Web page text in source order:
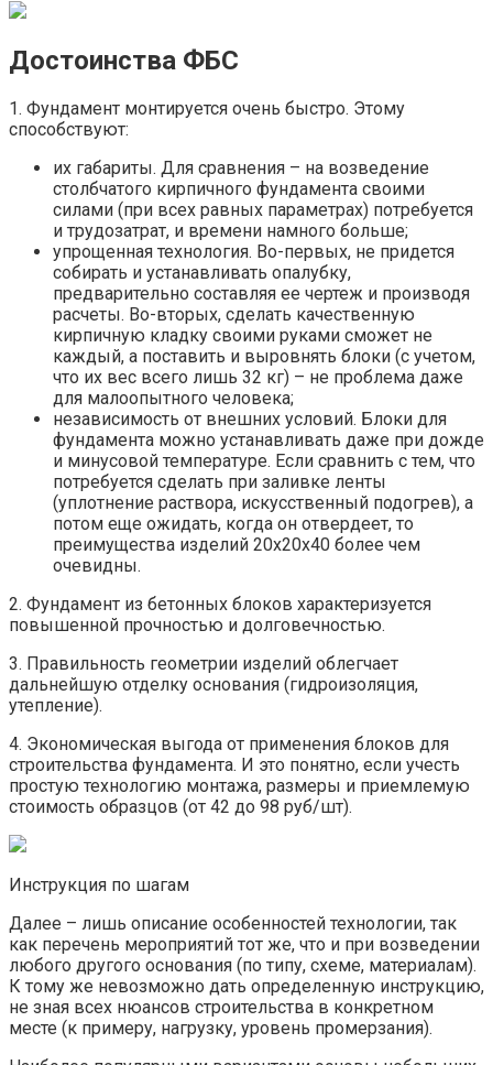
Достоинства ФБС
1. Фундамент монтируется очень быстро. Этому
способствуют:
их габариты. Для сравнения – на возведение
столбчатого кирпичного фундамента своими
силами (при всех равных параметрах) потребуется
и трудозатрат, и времени намного больше;
упрощенная технология. Во-первых, не придется
собирать и устанавливать опалубку,
предварительно составляя ее чертеж и производя
расчеты. Во-вторых, сделать качественную
кирпичную кладку своими руками сможет не
каждый, а поставить и выровнять блоки (с учетом,
что их вес всего лишь 32 кг) – не проблема даже
для малоопытного человека;
независимость от внешних условий. Блоки для
фундамента можно устанавливать даже при дожде
и минусовой температуре. Если сравнить с тем, что
потребуется сделать при заливке ленты
(уплотнение раствора, искусственный подогрев), а
потом еще ожидать, когда он отвердеет, то
преимущества изделий 20х20х40 более чем
очевидны.
2. Фундамент из бетонных блоков характеризуется
повышенной прочностью и долговечностью.
3. Правильность геометрии изделий облегчает
дальнейшую отделку основания (гидроизоляция,
утепление).
4. Экономическая выгода от применения блоков для
строительства фундамента. И это понятно, если учесть
простую технологию монтажа, размеры и приемлемую
стоимость образцов (от 42 до 98 руб/шт).
Инструкция по шагам
Далее – лишь описание особенностей технологии, так
как перечень мероприятий тот же, что и при возведении
любого другого основания (по типу, схеме, материалам).
К тому же невозможно дать определенную инструкцию,
не зная всех нюансов строительства в конкретном
месте (к примеру, нагрузку, уровень промерзания).